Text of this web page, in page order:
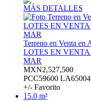
MÁS DETALLES
Terreno en Venta en
LOTES EN
MAR
MXN2,527,500
PCC59600
+/- Favorito
15.0 m²